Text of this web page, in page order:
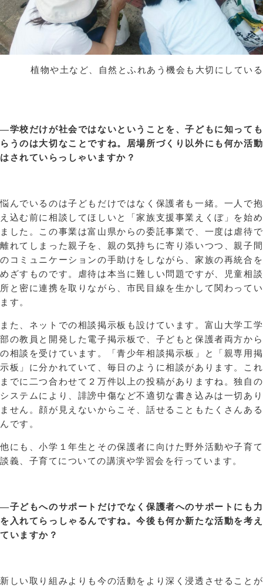
植物や土など、自然とふれあう機会も大切にしている
—学校だけが社会ではないということを、子どもに知っても
らうのは大切なことですね。居場所づくり以外にも何か活動
はされていらっしゃいますか？
悩んでいるのは子どもだけではなく保護者も一緒。一人で抱
え込む前に相談してほしいと「家族支援事業えくぼ」を始め
ました。この事業は富山県からの委託事業で、一度は虐待で
離れてしまった親子を、親の気持ちに寄り添いつつ、親子間
のコミュニケーションの手助けをしながら、家族の再統合を
めざすものです。虐待は本当に難しい問題ですが、児童相談
所と密に連携を取りながら、市民目線を生かして関わってい
ます。
また、ネットでの相談掲示板も設けています。富山大学工学
部の教員と開発した電子掲示板で、子どもと保護者両方から
の相談を受けています。「青少年相談掲示板」と「親専用掲
示板」に分かれていて、毎日のように相談があります。これ
までに二つ合わせて２万件以上の投稿がありますね。独自の
システムにより、誹謗中傷など不適切な書き込みは一切あり
ません。顔が見えないからこそ、話せることもたくさんある
んです。
他にも、小学１年生とその保護者に向けた野外活動や子育て
談義、子育てについての講演や学習会を行っています。
—子どもへのサポートだけでなく保護者へのサポートにも力
を入れてらっしゃるんですね。今後も何か新たな活動を考え
ていますか？
新しい取り組みよりも今の活動をより深く浸透させることが